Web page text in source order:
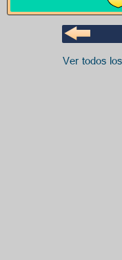
Ver todos